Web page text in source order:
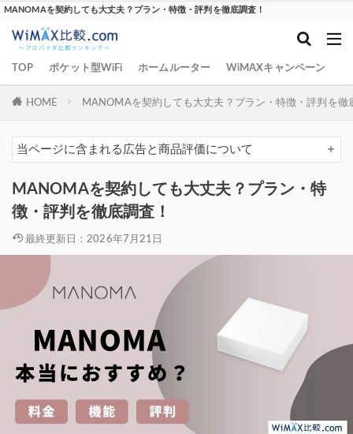
MANOMAを契約しても大丈夫？プラン・特徴・評判を徹底調査！
TOP ポケット型WiFi ホームルーター WiMAXキャンペーン
HOME MANOMAを契約しても大丈夫？プラン・特徴・評判を徹
当ページに含まれる広告と商品評価について
MANOMAを契約しても大丈夫？プラン・特
徴・評判を徹底調査！
最終更新日：2026年7月21日